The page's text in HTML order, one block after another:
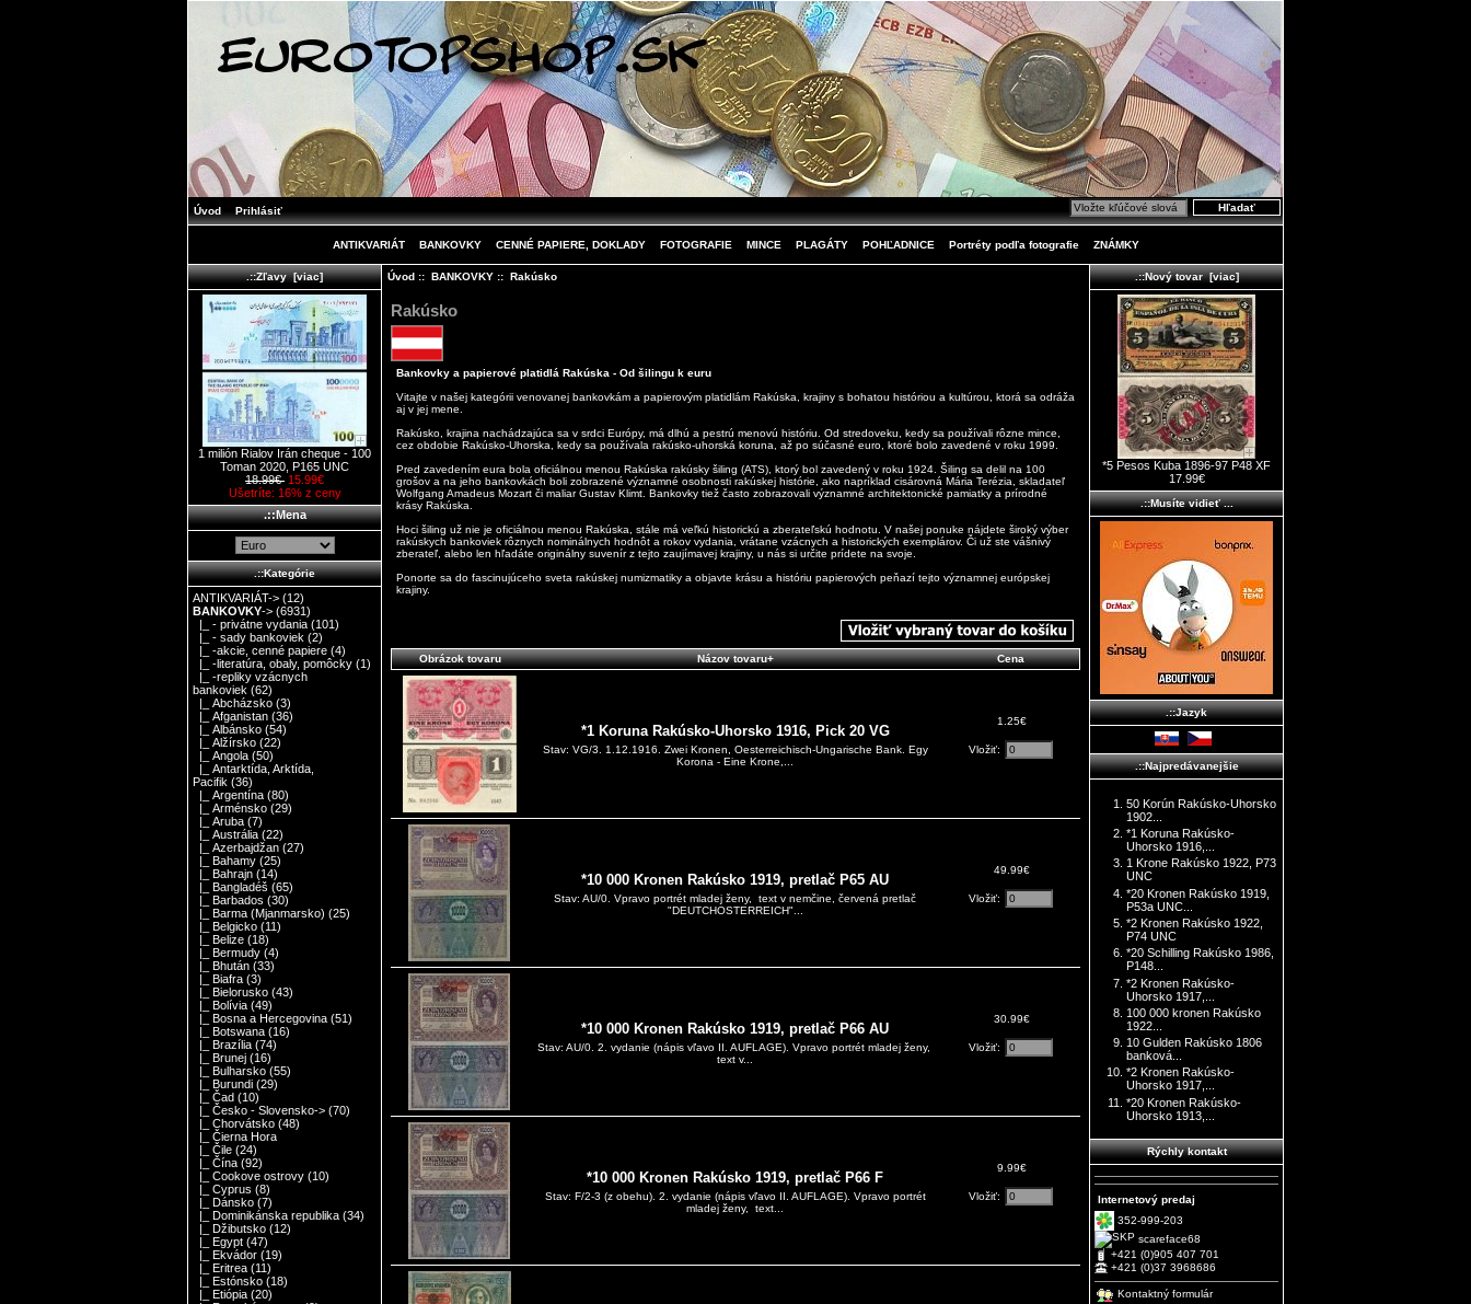
Úvod Prihlásiť
ANTIKVARIÁT BANKOVKY CENNÉ PAPIERE, DOKLADY FOTOGRAFIE MINCE PLAGÁTY POHĽADNICE Portréty podľa fotografie ZNÁMKY
.::Zľavy [viac]
1 milión Rialov Irán cheque - 100
Toman 2020, P165 UNC
18.99€ 15.99€
Ušetríte: 16% z ceny
.::Mena
.::Kategórie
ANTIKVARIÁT-> (12)
BANKOVKY-> (6931)
|_ - privátne vydania (101)
|_ - sady bankoviek (2)
|_ -akcie, cenné papiere (4)
|_ -literatúra, obaly, pomôcky (1)
|_ -repliky vzácnych
bankoviek (62)
|_ Abcházsko (3)
|_ Afganistan (36)
|_ Albánsko (54)
|_ Alžírsko (22)
|_ Angola (50)
|_ Antarktída, Arktída,
Pacifik (36)
|_ Argentína (80)
|_ Arménsko (29)
|_ Aruba (7)
|_ Austrália (22)
|_ Azerbajdžan (27)
|_ Bahamy (25)
|_ Bahrajn (14)
|_ Bangladéš (65)
|_ Barbados (30)
|_ Barma (Mjanmarsko) (25)
|_ Belgicko (11)
|_ Belize (18)
|_ Bermudy (4)
|_ Bhután (33)
|_ Biafra (3)
|_ Bielorusko (43)
|_ Bolívia (49)
|_ Bosna a Hercegovina (51)
|_ Botswana (16)
|_ Brazília (74)
|_ Brunej (16)
|_ Bulharsko (55)
|_ Burundi (29)
|_ Čad (10)
|_ Česko - Slovensko-> (70)
|_ Chorvátsko (48)
|_ Čierna Hora
|_ Čile (24)
|_ Čína (92)
|_ Cookove ostrovy (10)
|_ Cyprus (8)
|_ Dánsko (7)
|_ Dominikánska republika (34)
|_ Džibutsko (12)
|_ Egypt (47)
|_ Ekvádor (19)
|_ Eritrea (11)
|_ Estónsko (18)
|_ Etiópia (20)
Úvod:: BANKOVKY:: Rakúsko
Rakúsko
Bankovky a papierové platidlá Rakúska - Od šilingu k euru
Vitajte v našej kategórii venovanej bankovkám a papierovým platidlám Rakúska, krajiny s bohatou históriou a kultúrou, ktorá sa odráža
aj v jej mene.
Rakúsko, krajina nachádzajúca sa v srdci Európy, má dlhú a pestrú menovú históriu. Od stredoveku, kedy sa používali rôzne mince,
cez obdobie Rakúsko-Uhorska, kedy sa používala rakúsko-uhorská koruna, až po súčasné euro, ktoré bolo zavedené v roku 1999.
Pred zavedením eura bola oficiálnou menou Rakúska rakúsky šiling (ATS), ktorý bol zavedený v roku 1924. Šiling sa delil na 100
grošov a na jeho bankovkách boli zobrazené významné osobnosti rakúskej histórie, ako napríklad cisárovná Mária Terézia, skladateľ
Wolfgang Amadeus Mozart či maliar Gustav Klimt. Bankovky tiež často zobrazovali významné architektonické pamiatky a prírodné
krásy Rakúska.
Hoci šiling už nie je oficiálnou menou Rakúska, stále má veľkú historickú a zberateľskú hodnotu. V našej ponuke nájdete široký výber
rakúskych bankoviek rôznych nominálnych hodnôt a rokov vydania, vrátane vzácnych a historických exemplárov. Či už ste vášnivý
zberateľ, alebo len hľadáte originálny suvenír z tejto zaujímavej krajiny, u nás si určite prídete na svoje.
Ponorte sa do fascinujúceho sveta rakúskej numizmatiky a objavte krásu a históriu papierových peňazí tejto významnej európskej
krajiny.
Obrázok tovaru Názov tovaru+ Cena
*1 Koruna Rakúsko-Uhorsko 1916, Pick 20 VG
Stav: VG/3. 1.12.1916. Zwei Kronen, Oesterreichisch-Ungarische Bank. Egy
Korona - Eine Krone,...
1.25€
Vložiť:
*10 000 Kronen Rakúsko 1919, pretlač P65 AU
Stav: AU/0. Vpravo portrét mladej ženy, text v nemčine, červená pretlač
"DEUTCHOSTERREICH"...
49.99€
Vložiť:
*10 000 Kronen Rakúsko 1919, pretlač P66 AU
Stav: AU/0. 2. vydanie (nápis vľavo II. AUFLAGE). Vpravo portrét mladej ženy,
text v...
30.99€
Vložiť:
*10 000 Kronen Rakúsko 1919, pretlač P66 F
Stav: F/2-3 (z obehu). 2. vydanie (nápis vľavo II. AUFLAGE). Vpravo portrét
mladej ženy, text...
9.99€
Vložiť:
.::Nový tovar [viac]
*5 Pesos Kuba 1896-97 P48 XF
17.99€
.::Musíte vidieť ...
.::Jazyk
.::Najpredávanejšie
50 Korún Rakúsko-Uhorsko
1902...
*1 Koruna Rakúsko-
Uhorsko 1916,...
1 Krone Rakúsko 1922, P73
UNC
*20 Kronen Rakúsko 1919,
P53a UNC...
*2 Kronen Rakúsko 1922,
P74 UNC
*20 Schilling Rakúsko 1986,
P148...
*2 Kronen Rakúsko-
Uhorsko 1917,...
100 000 kronen Rakúsko
1922...
10 Gulden Rakúsko 1806
banková...
*2 Kronen Rakúsko-
Uhorsko 1917,...
*20 Kronen Rakúsko-
Uhorsko 1913,...
Rýchly kontakt
Internetový predaj
352-999-203
scareface68
+421 (0)905 407 701
+421 (0)37 3968686
Kontaktný formulár